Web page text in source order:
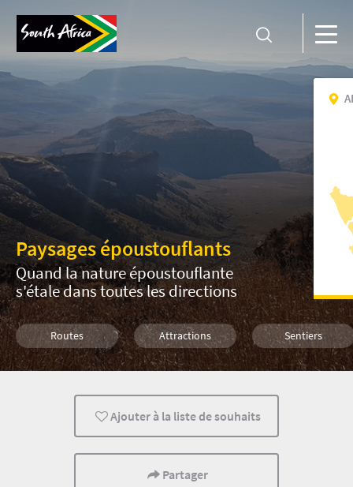
Paysages époustouflants
Quand la nature époustouflante
s'étale dans toutes les directions
Routes Attractions Sentiers
Ajouter à la liste de souhaits
Partager